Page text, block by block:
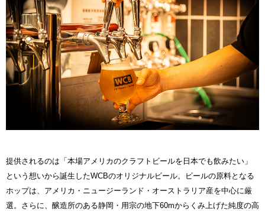
提供されるのは「本場アメリカのクラフトビールを日本でも飲みたい」
という想いから誕生したWCBのオリジナルビール。ビールの原料となる
ホップは、アメリカ・ニュージーランド・オーストラリア産を中心に厳
選。さらに、醸造所のある静岡・用宗の地下60mからくみ上げた純度の高